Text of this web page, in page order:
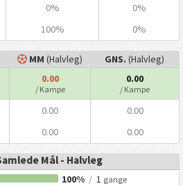
0% 0%
100% 0%
MM (Halvleg) GNS. (Halvleg)
0.00
/ Kampe
0.00
/ Kampe
0.00 0.00
0.00 0.00
Mål - Halvleg
100% / 1 gange